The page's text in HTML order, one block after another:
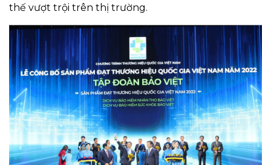
thế vượt trội trên thị trường.